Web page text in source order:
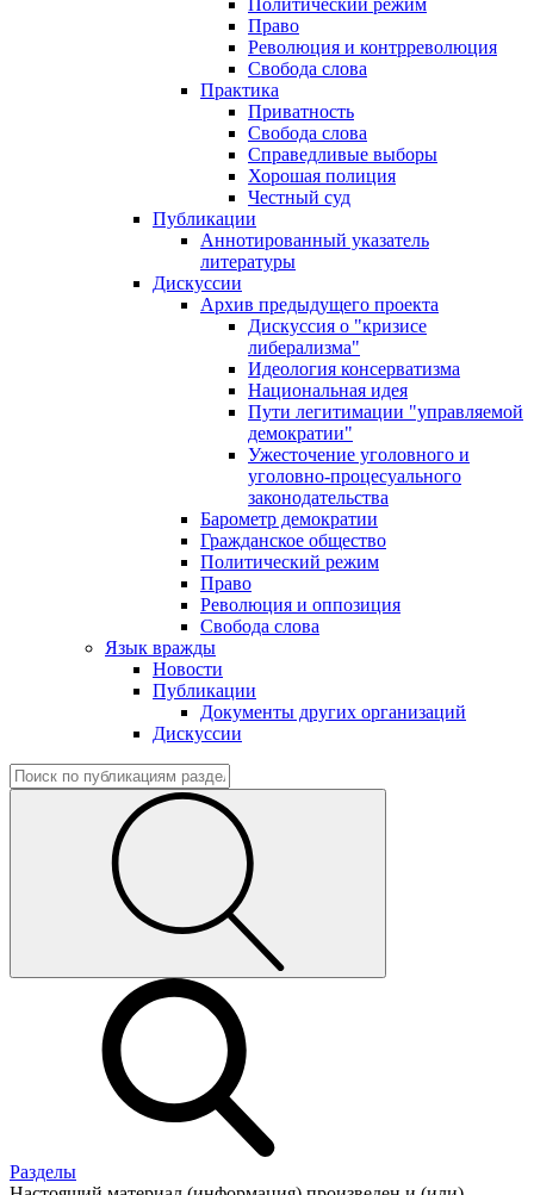
Политический режим
Право
Революция и контрреволюция
Свобода слова
Практика
Приватность
Свобода слова
Справедливые выборы
Хорошая полиция
Честный суд
Публикации
Аннотированный указатель
литературы
Дискуссии
Архив предыдущего проекта
Дискуссия о "кризисе
либерализма"
Идеология консерватизма
Национальная идея
Пути легитимации "управляемой
демократии"
Ужесточение уголовного и
уголовно-процесуального
законодательства
Барометр демократии
Гражданское общество
Политический режим
Право
Революция и оппозиция
Свобода слова
Язык вражды
Новости
Публикации
Документы других организаций
Дискуссии
Разделы